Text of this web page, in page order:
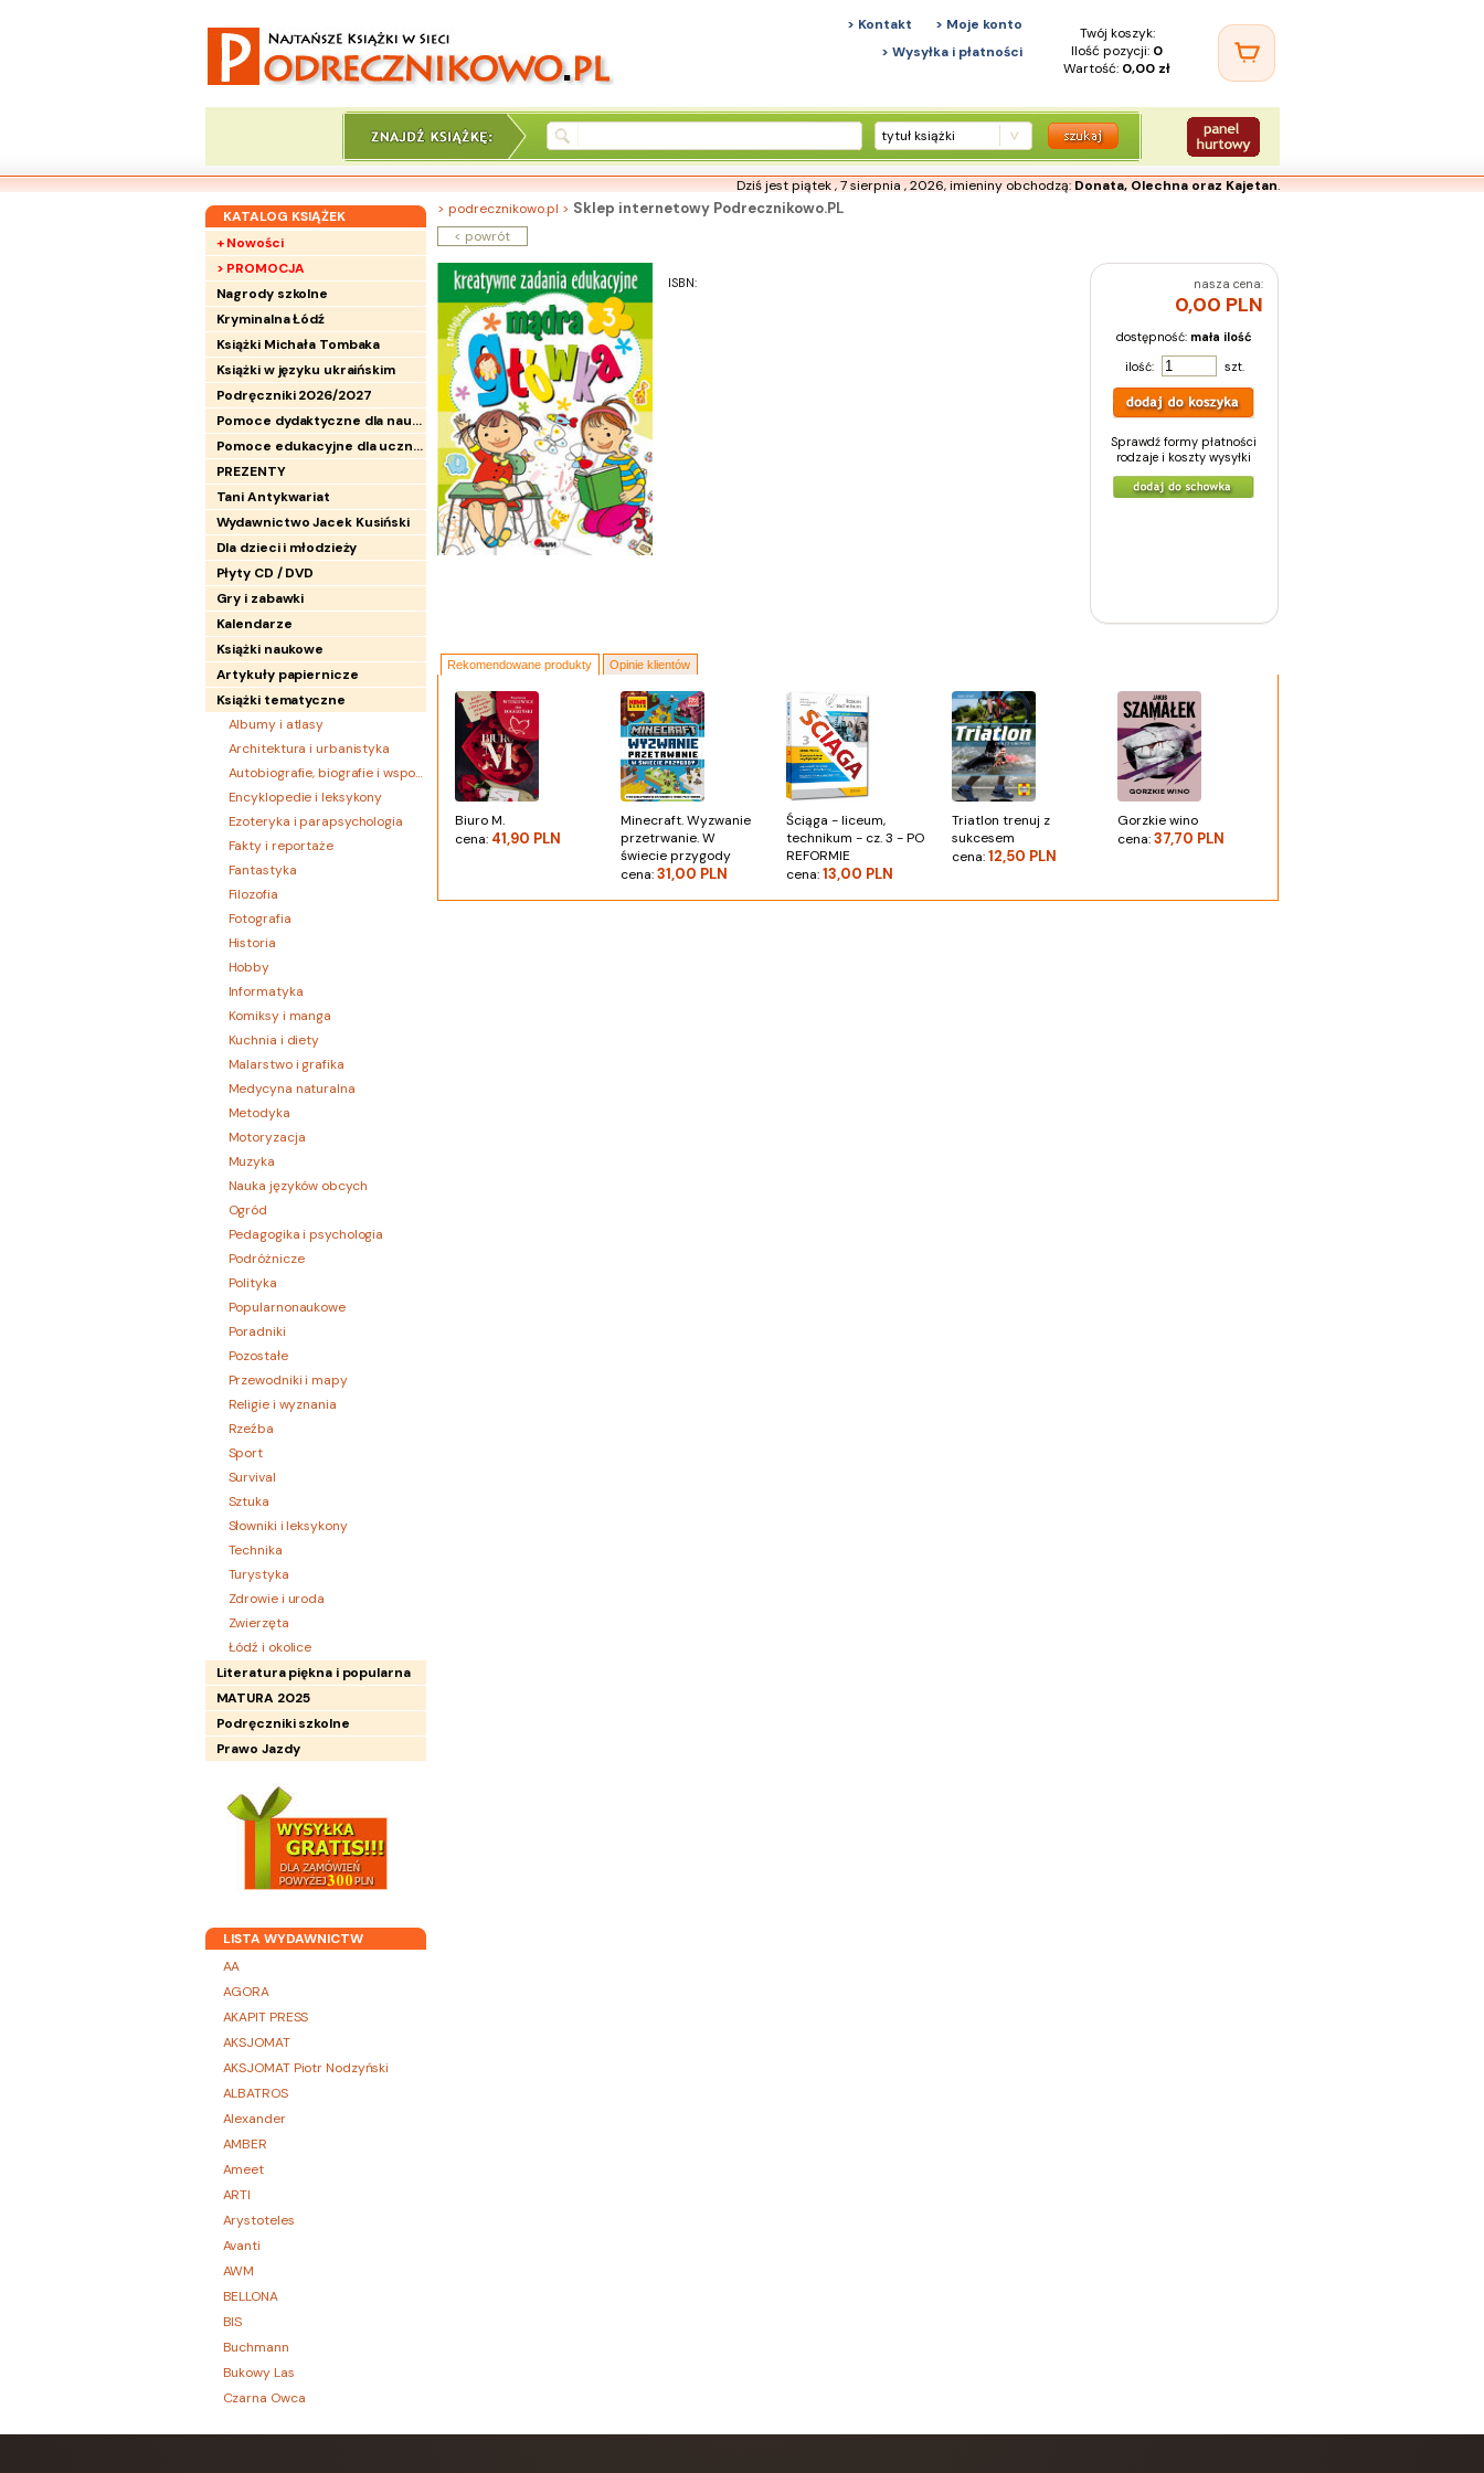
Twój koszyk:
Ilość pozycji: 0
Wartość: 0,00 zł
> Moje konto
> Kontakt
> Wysyłka i płatności
tytuł książki
Dziś jest piątek , 7 sierpnia , 2026,imieniny obchodzą: Donata, Olechna oraz Kajetan.
KATALOG KSIĄŻEK
+ Nowości
> PROMOCJA
Nagrody szkolne
Kryminalna Łódź
Książki Michała Tombaka
Książki w języku ukraińskim
Podręczniki 2026/2027
Pomoce dydaktyczne dla nauczycieli
Pomoce edukacyjne dla uczniów
PREZENTY
Tani Antykwariat
Wydawnictwo Jacek Kusiński
Dla dzieci i młodzieży
Płyty CD / DVD
Gry i zabawki
Kalendarze
Książki naukowe
Artykuły papiernicze
Książki tematyczne
Albumy i atlasy
Architektura i urbanistyka
Autobiografie, biografie i wspomnienia
Encyklopedie i leksykony
Ezoteryka i parapsychologia
Fakty i reportaże
Fantastyka
Filozofia
Fotografia
Historia
Hobby
Informatyka
Komiksy i manga
Kuchnia i diety
Malarstwo i grafika
Medycyna naturalna
Metodyka
Motoryzacja
Muzyka
Nauka języków obcych
Ogród
Pedagogika i psychologia
Podróżnicze
Polityka
Popularnonaukowe
Poradniki
Pozostałe
Przewodniki i mapy
Religie i wyznania
Rzeźba
Sport
Survival
Sztuka
Słowniki i leksykony
Technika
Turystyka
Zdrowie i uroda
Zwierzęta
Łódź i okolice
Literatura piękna i popularna
MATURA 2025
Podręczniki szkolne
Prawo Jazdy
LISTA WYDAWNICTW
AA
AGORA
AKAPIT PRESS
AKSJOMAT
AKSJOMAT Piotr Nodzyński
ALBATROS
Alexander
AMBER
Ameet
ARTI
Arystoteles
Avanti
AWM
BELLONA
BIS
Buchmann
Bukowy Las
Czarna Owca
> podrecznikowo.pl > Sklep internetowy Podrecznikowo.PL
< powrót
nasza cena:
0,00 PLN
dostępność: mała ilość
ilość:
szt.
Sprawdź formy płatności
rodzaje i koszty wysyłki
ISBN:
Rekomendowane produkty Opinie klientów
Biuro M.
cena: 41,90 PLN
Minecraft. Wyzwanie
przetrwanie. W
świecie przygody
cena:31,00 PLN
Ściąga - liceum,
technikum - cz. 3 - PO
REFORMIE
cena:13,00 PLN
Triatlon trenuj z
sukcesem
cena:12,50 PLN
Gorzkie wino
cena:37,70 PLN